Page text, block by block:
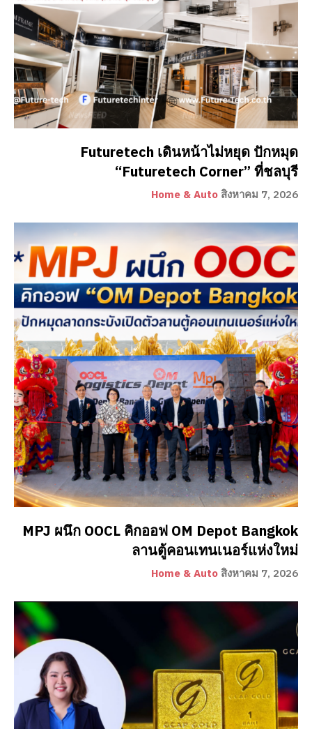
Futuretech เดินหน้าไม่หยุด ปักหมุด
“Futuretech Corner” ที่ชลบุรี
Home & Auto สิงหาคม 7, 2026
MPJ ผนึก OOCL คิกออฟ OM Depot Bangkok
ลานตู้คอนเทนเนอร์แห่งใหม่
Home & Auto สิงหาคม 7, 2026